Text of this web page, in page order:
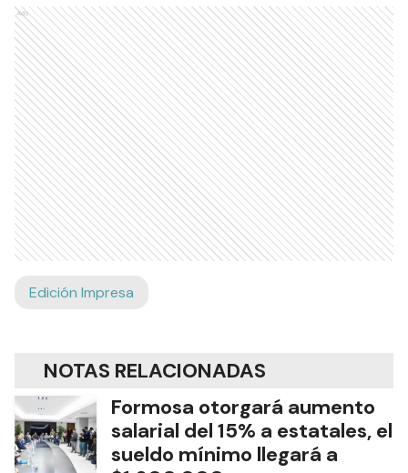
Ads
Edición Impresa
NOTAS RELACIONADAS
Formosa otorgará aumento
salarial del 15% a estatales, el
sueldo mínimo llegará a